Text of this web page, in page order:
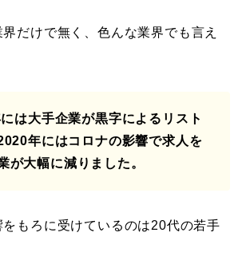
だけで無く、色んな業界でも言え
は大手企業が黒字によるリスト
年にはコロナの影響で求人を
が大幅に減りました。
をもろに受けているのは20代の若手